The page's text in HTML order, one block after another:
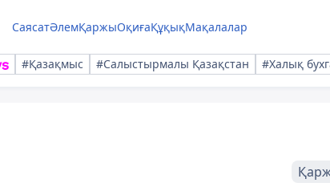
СаясатӘлемҚаржыОқиғаҚұқықМақалалар
#Қазақмыс #Салыстырмалы Қазақстан #Халық